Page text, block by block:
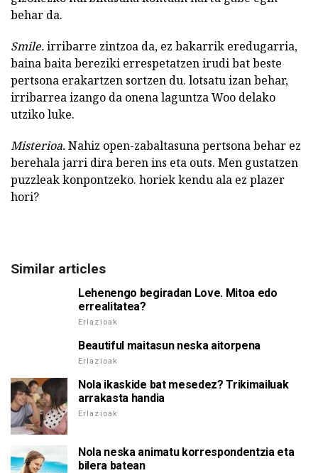
behar da.
Smile.irribarre zintzoa da, ez bakarrik eredugarria,
baina baita bereziki errespetatzen irudi bat beste
pertsona erakartzen sortzen du. lotsatu izan behar,
irribarrea izango da onena laguntza Woo delako
utziko luke.
Misterioa.Nahiz open-zabaltasuna pertsona behar ez
berehala jarri dira beren ins eta outs. Men gustatzen
puzzleak konpontzeko. horiek kendu ala ez plazer
hori?
Similar articles
Lehenengo begiradan Love. Mitoa edo
errealitatea?
Erlazioak
Beautiful maitasun neska aitorpena
Erlazioak
Nola ikaskide bat mesedez? Trikimailuak
arrakasta handia
Erlazioak
Nola neska animatu korrespondentzia eta
bilera batean